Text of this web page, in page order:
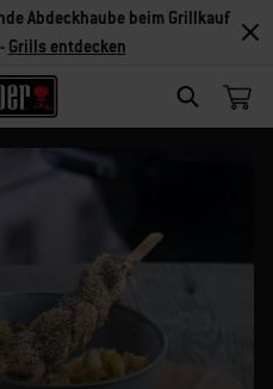
SEARCH
Abdeckhaube beim Grillkauf
Grills entdecken